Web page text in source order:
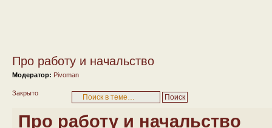
Про работу и начальство
Модератор: Pivoman
Закрыто
Про работу и начальство